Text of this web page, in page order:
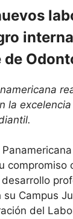
la
compromiso
su Campus
del